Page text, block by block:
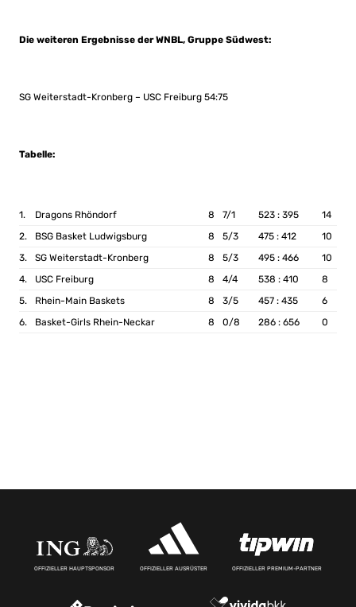
Die weiteren Ergebnisse der WNBL, Gruppe Südwest:
SG Weiterstadt-Kronberg – USC Freiburg 54:75
Tabelle:
1. Dragons Rhöndorf 8 7/1 523 : 395
14
2.
BSG Basket Ludwigsburg 8 5/3 475 : 412
10
3.
SG Weiterstadt-Kronberg 8 5/3 495 : 466
10
4.
USC Freiburg 8 4/4 538 : 410
8
5.
Rhein-Main Baskets 8 3/5 457 : 435
6
6.
Basket-Girls Rhein-Neckar 8 0/8 286 : 656 0
OFFIZIELLER HAUPTSPONSOR OFFIZIELLER AUSRÜSTER OFFIZIELLER PREMIUM-PARTNER